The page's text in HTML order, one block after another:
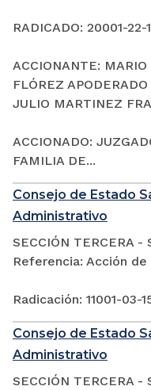
RADICADO: 20001-
ACCIONANTE:
FLÓREZ
JULIO MARTINEZ
ACCIONADO:
FAMILIA DE...
Consejo de Estado
Administrativo
SECCIÓN TERCERA -
Referencia: Acción
Radicación: 11001-
Consejo de Estado
Administrativo
SECCIÓN TERCERA -